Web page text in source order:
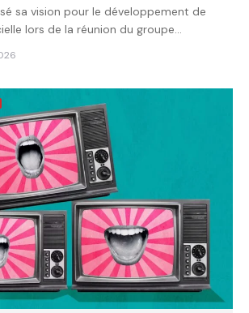
sa vision pour le développement de
lors de la réunion du groupe…